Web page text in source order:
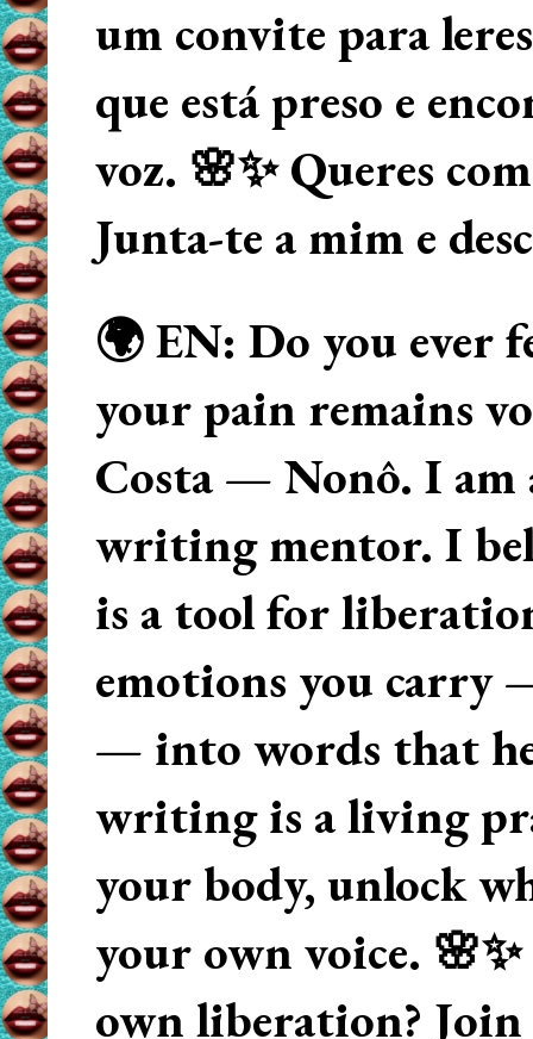
um convite para
que está preso e
voz. 🌸✨ Queres
Junta-te a mim e
🌍 EN: Do you ever
your pain remains
Costa — Nonô. I am
writing mentor. I
is a tool for
emotions you carry
— into words that
writing is a living
your body, unlock
your own voice.
own liberation? Join